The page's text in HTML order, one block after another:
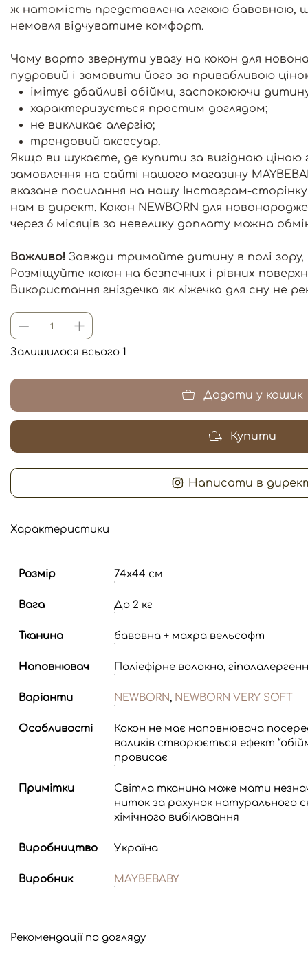
ж натомість представлена легкою бавовною, що
немовля відчуватиме комфорт.
Чому варто звернути увагу на кокон для
пудровий і замовити його за привабливою
імітує дбайливі обійми, заспокоюючи
характеризується простим доглядом;
не викликає алергію;
трендовий аксесуар.
Якщо ви шукаєте, де купити за вигідною ціною
замовлення на сайті нашого магазину
вказане посилання на нашу Інстаграм-
нам в директ. Кокон NEWBORN для
через 6 місяців за невелику доплату можна
Важливо! Завжди тримайте дитину в полі зору,
Розміщуйте кокон на безпечних і рівних
Використання гніздечка як ліжечко для сну не
Залишилося всього 1
Додати у кошик
Купити
Написати в
Характеристики
Розмір 74х44 см
Вага До 2 кг
Тканина бавовна + махра вельсофт
Наповнювач Поліефірне волокно,
Варіанти NEWBORN, NEWBORN VERY SOFT
Особливості
Кокон не має наповнювача
валиків створюється ефект
провисає
Примітки
Світла тканина може мати
ниток за рахунок натурального
хімічного вибілювання
Виробництво Україна
Виробник MAYBEBABY
Рекомендації по догляду